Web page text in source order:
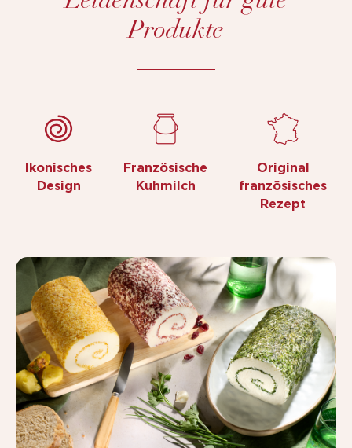
Produkte
Ikonisches
Design
Französische
Kuhmilch
Original
französisches
Rezept